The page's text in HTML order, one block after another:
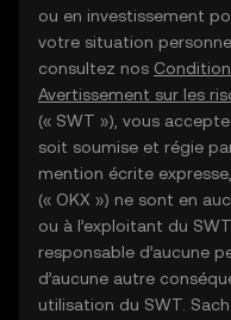
ou en investissement
votre situation
consultez nos
Avertissement sur les
(« SWT »), vous
soit soumise et régie
mention écrite
(« OKX ») ne sont en
ou à l’exploitant du
responsable d’aucune
d’aucune autre
utilisation du SWT.